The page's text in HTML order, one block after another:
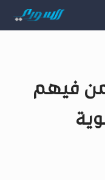
فيهم